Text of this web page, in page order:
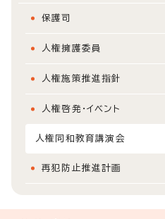
保護司
人権擁護委員
人権施策推進指針
人権啓発・イベント
人権同和教育講演会
再犯防止推進計画